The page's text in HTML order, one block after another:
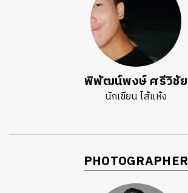
พิพัฒน์พงษ์ ศรีวิชัย
นักเขียน ไส้แห้ง
PHOTOGRAPHER